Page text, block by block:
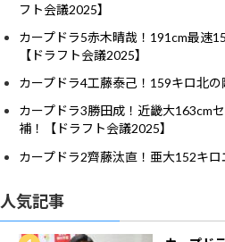
フト会議2025】
カープドラ5赤木晴哉！191cm最速
【ドラフト会議2025】
カープドラ4工藤泰己！159キロ北の
カープドラ3勝田成！近畿大163cm
補！【ドラフト会議2025】
カープドラ2齊藤汰直！亜大152キロ
人気記事